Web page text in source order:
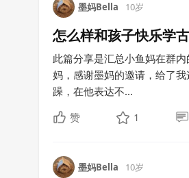
墨妈Bella 10岁
怎么样和孩子快乐学
此篇分享是汇总小鱼妈在群
妈，感谢墨妈的邀请，给了
躁，在他表达不...
赞
1
墨妈Bella 10岁